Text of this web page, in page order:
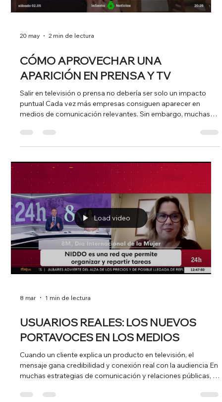
20 may 2 min de lectura
CÓMO APROVECHAR UNA
APARICIÓN EN PRENSA Y TV
Salir en televisión o prensa no debería ser solo un impacto
puntual Cada vez más empresas consiguen aparecer en
medios de comunicación relevantes. Sin embargo, muchas
visibilidad. Una entrevista en televisión, una aparición en
prensa o un reportaje en medios digitales no solo sirven para
impactos ayudan a reforzar la imagen de marca, aumentar la
Load video
8 mar 1 min de lectura
USUARIOS REALES: LOS NUEVOS
PORTAVOCES EN LOS MEDIOS
Cuando un cliente explica un producto en televisión, el
mensaje gana credibilidad y conexión real con la audiencia En
muchas estrategias de comunicación y relaciones públicas, el
de una empresa. Sin embargo, cada vez más medios buscan